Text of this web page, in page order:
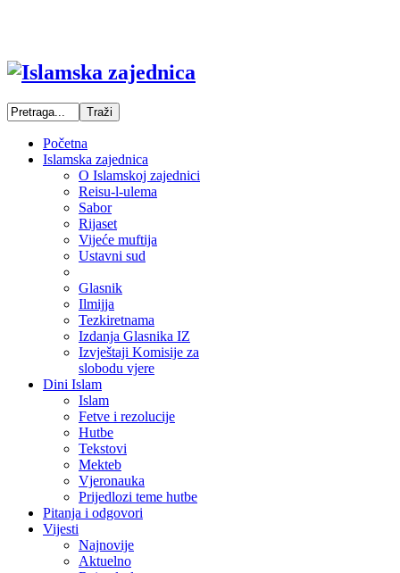
Početna
Islamska zajednica
O Islamskoj zajednici
Reisu-l-ulema
Sabor
Rijaset
Vijeće muftija
Ustavni sud
Glasnik
Ilmijja
Tezkiretnama
Izdanja Glasnika IZ
Izvještaji Komisije za
slobodu vjere
Dini Islam
Islam
Fetve i rezolucije
Hutbe
Tekstovi
Mekteb
Vjeronauka
Prijedlozi teme hutbe
Pitanja i odgovori
Vijesti
Najnovije
Aktuelno